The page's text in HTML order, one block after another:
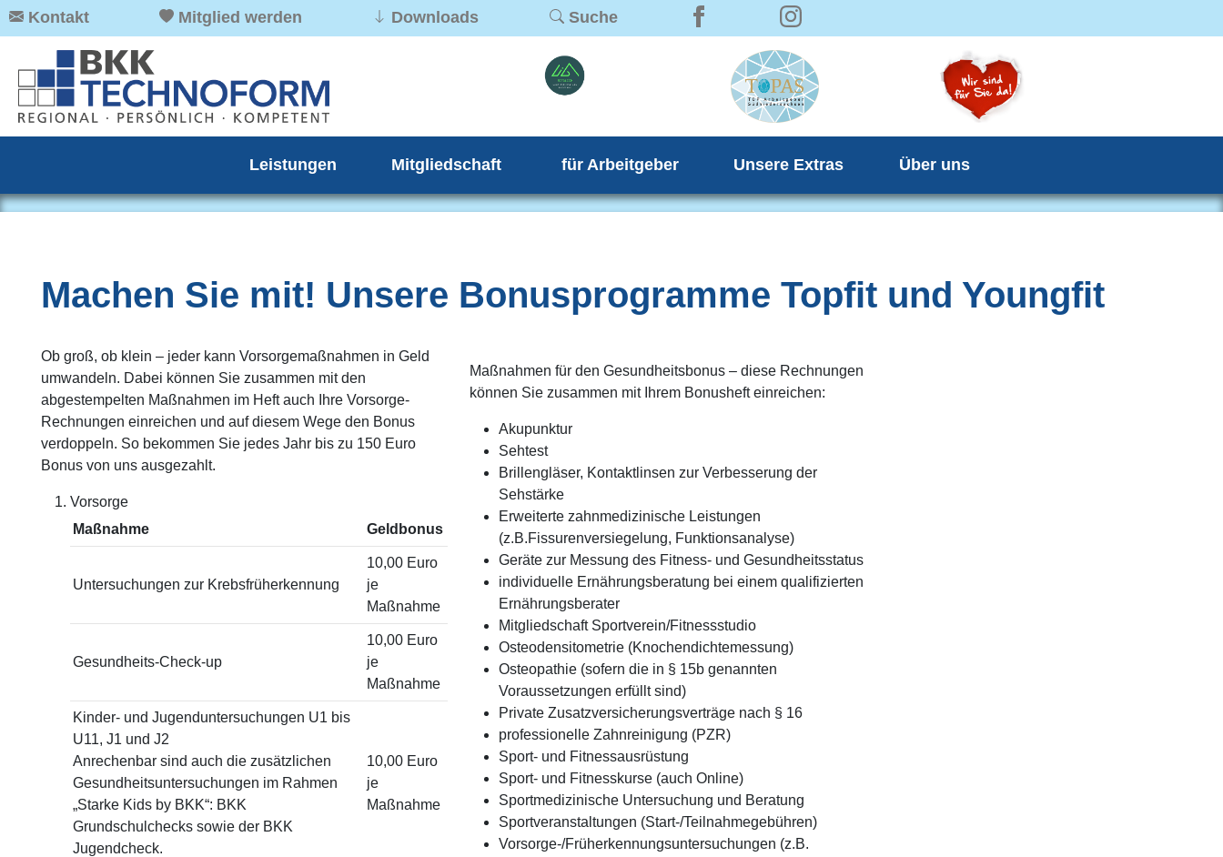
Kontakt Mitglied werden Downloads Suche
Leistungen Mitgliedschaft für Arbeitgeber Unsere Extras Über uns
Machen Sie mit! Unsere Bonusprogramme Topfit und Youngfit
Ob groß, ob klein – jeder kann Vorsorgemaßnahmen in Geld
umwandeln. Dabei können Sie zusammen mit den
abgestempelten Maßnahmen im Heft auch Ihre Vorsorge-
Rechnungen einreichen und auf diesem Wege den Bonus
verdoppeln. So bekommen Sie jedes Jahr bis zu 150 Euro
Bonus von uns ausgezahlt.
Vorsorge
Maßnahme
Geldbonus
Untersuchungen zur Krebsfrüherkennung
10,00 Euro
je
Maßnahme
Gesundheits-Check-up
10,00 Euro
je
Maßnahme
Kinder- und Jugenduntersuchungen U1 bis
U11, J1 und J2
Anrechenbar sind auch die zusätzlichen
Gesundheitsuntersuchungen im Rahmen
„Starke Kids by BKK“: BKK
Grundschulchecks sowie der BKK
Jugendcheck.
10,00 Euro
je
Maßnahme
Maßnahmen für den Gesundheitsbonus – diese Rechnungen
können Sie zusammen mit Ihrem Bonusheft einreichen:
Akupunktur
Sehtest
Brillengläser, Kontaktlinsen zur Verbesserung der
Sehstärke
Erweiterte zahnmedizinische Leistungen
(z.B.Fissurenversiegelung, Funktionsanalyse)
Geräte zur Messung des Fitness- und Gesundheitsstatus
individuelle Ernährungsberatung bei einem qualifizierten
Ernährungsberater
Mitgliedschaft Sportverein/Fitnessstudio
Osteodensitometrie (Knochendichtemessung)
Osteopathie (sofern die in § 15b genannten
Voraussetzungen erfüllt sind)
Private Zusatzversicherungsverträge nach § 16
professionelle Zahnreinigung (PZR)
Sport- und Fitnessausrüstung
Sport- und Fitnesskurse (auch Online)
Sportmedizinische Untersuchung und Beratung
Sportveranstaltungen (Start-/Teilnahmegebühren)
Vorsorge-/Früherkennungsuntersuchungen (z.B.